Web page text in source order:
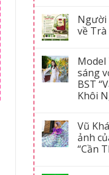
Người
về Trà
Model
sáng
BST
Khôi
Vũ
ảnh
“Cần